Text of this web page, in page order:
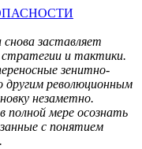
заставляет
стратегии и тактики.
зенитно-
революционным
незаметно.
полной мере осознать
с понятием